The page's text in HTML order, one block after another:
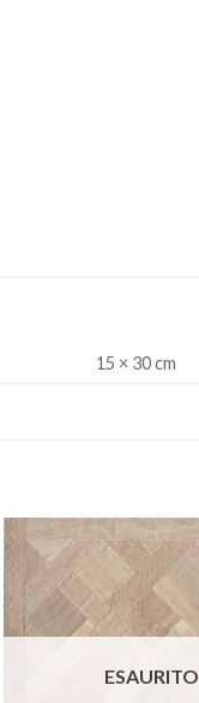
15 × 30 cm
ESAURITO